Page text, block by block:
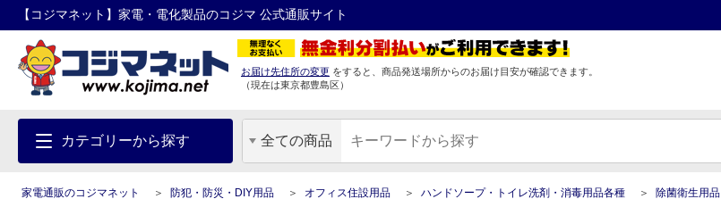
【コジマネット】家電・電化製品のコジマ 公式通販サイト
お届け先住所の変更 をすると、商品発送場所からのお届け目安が確認できます。
（現在は東京都豊島区）
カテゴリーから探す 全ての商品
家電通販のコジマネット 防犯・防災・DIY用品 オフィス住設用品 ハンドソープ・トイレ洗剤・消毒用品各種 除菌衛生用品